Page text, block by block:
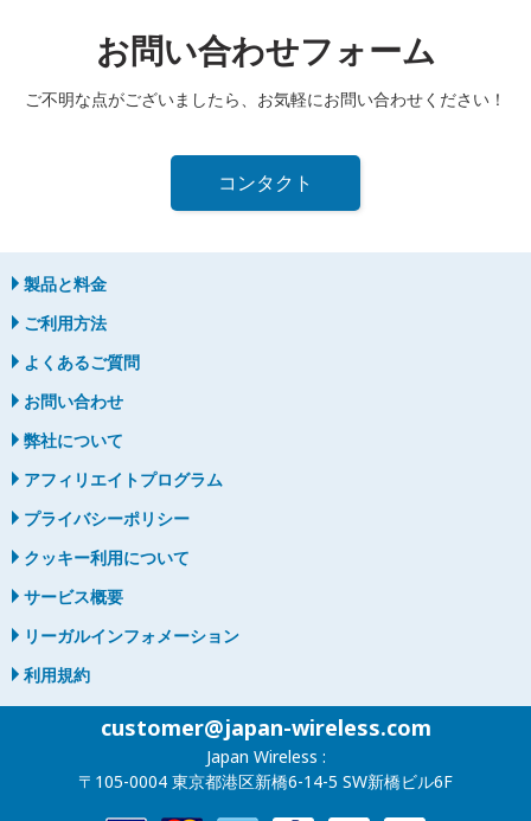
場合は、追加料金が発生します。
お問い合わせフォーム
ご不明な点がございましたら、お気軽にお問い合わせください！
コンタクト
製品と料金
ご利用方法
よくあるご質問
お問い合わせ
弊社について
アフィリエイトプログラム
プライバシーポリシー
クッキー利用について
サービス概要
リーガルインフォメーション
利用規約
customer@japan-wireless.com
Japan Wireless :
〒105-0004 東京都港区新橋6-14-5 SW新橋ビル6F